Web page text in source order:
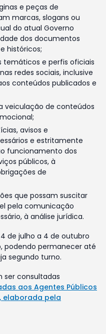
e peças de
marcas, slogans ou
do atual Governo
dos documentos
históricos;
temáticos e perfis oficiais
redes sociais, inclusive
conteúdos publicados e
veiculação de conteúdos
avisos e
e estritamente
funcionamento dos
públicos, à
de
que possam suscitar
pela comunicação
à análise jurídica.
de julho a 4 de outubro
podendo permanecer até
segundo turno.
ser consultadas
aos Agentes Públicos
elaborada pela